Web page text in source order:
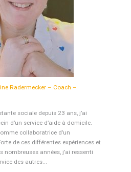
Radermecker – Coach –
sociale depuis 23 ans, j’ai
d’un service d’aide à domicile.
collaboratrice d’un
de ces différentes expériences et
nombreuses années, j’ai ressenti
des autres...